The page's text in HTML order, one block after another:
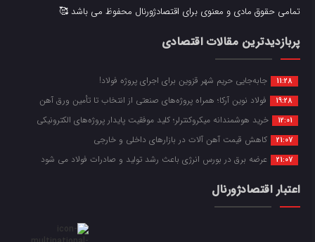
تمامی حقوق مادی و معنوی برای اقتصادژورنال محفوظ می باشد 🥰
پربازدیدترین مقالات اقتصادی
11:28 جابه‌جایی حریم شهر قزوین برای اجرای پروژه فولاد!
19:28 فولاد نوین آرکا؛ همراه پروژه‌های صنعتی از انتخاب تا تأمین ورق آهن
12:01 خرید هوشمندانه میکروکنترلر؛ کلید موفقیت پایدار پروژه‌های الکترونیکی
21:07 کاهش قیمت آهن آلات در بازارهای داخلی و خارجی
21:07 عرضه برق در بورس انرژی باعث رشد تولید و صادرات فولاد می شود
اعتبار اقتصادژورنال